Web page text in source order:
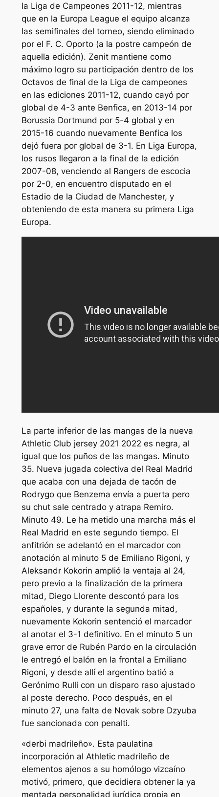
la Liga de Campeones 2011-12, mientras
que en la Europa League el equipo alcanza
las semifinales del torneo, siendo eliminado
por el F. C. Oporto (a la postre campeón de
aquella edición). Zenit mantiene como
máximo logro su participación dentro de los
Octavos de final de la Liga de campeones
en las ediciones 2011-12, cuando cayó por
global de 4-3 ante Benfica, en 2013-14 por
Borussia Dortmund por 5-4 global y en
2015-16 cuando nuevamente Benfica los
dejó fuera por global de 3-1. En Liga Europa,
los rusos llegaron a la final de la edición
2007-08, venciendo al Rangers de escocia
por 2-0, en encuentro disputado en el
Estadio de la Ciudad de Manchester, y
obteniendo de esta manera su primera Liga
Europa.
La parte inferior de las mangas de la nueva
Athletic Club jersey 2021 2022 es negra, al
igual que los puños de las mangas. Minuto
35. Nueva jugada colectiva del Real Madrid
que acaba con una dejada de tacón de
Rodrygo que Benzema envía a puerta pero
su chut sale centrado y atrapa Remiro.
Minuto 49. Le ha metido una marcha más el
Real Madrid en este segundo tiempo. El
anfitrión se adelantó en el marcador con
anotación al minuto 5 de Emiliano Rigoni, y
Aleksandr Kokorin amplió la ventaja al 24,
pero previo a la finalización de la primera
mitad, Diego Llorente descontó para los
españoles, y durante la segunda mitad,
nuevamente Kokorin sentenció el marcador
al anotar el 3-1 definitivo. En el minuto 5 un
grave error de Rubén Pardo en la circulación
le entregó el balón en la frontal a Emiliano
Rigoni, y desde allí el argentino batió a
Gerónimo Rulli con un disparo raso ajustado
al poste derecho. Poco después, en el
minuto 27, una falta de Novak sobre Dzyuba
fue sancionada con penalti.
«derbi madrileño». Esta paulatina
incorporación al Athletic madrileño de
elementos ajenos a su homólogo vizcaíno
motivó, primero, que decidiera obtener la ya
mentada personalidad jurídica propia en